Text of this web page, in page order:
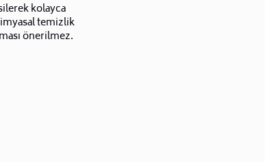
kolayca
temizlik
önerilmez.